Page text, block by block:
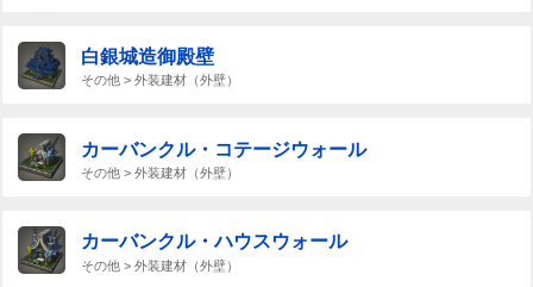
白銀城造御殿壁
その他 > 外装建材（外壁）
カーバンクル・コテージウォール
その他 > 外装建材（外壁）
カーバンクル・ハウスウォール
その他 > 外装建材（外壁）